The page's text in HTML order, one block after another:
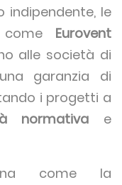
indipendente, le
Eurovent
alle società di
garanzia di
i progetti a
normativa e
come la